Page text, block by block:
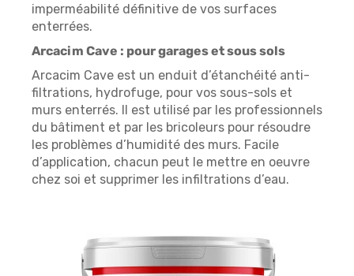
imperméabilité définitive de vos surfaces
enterrées.
Arcacim Cave : pour garages et sous sols
Arcacim Cave est un enduit d’étanchéité anti-
filtrations, hydrofuge, pour vos sous-sols et
murs enterrés. ll est utilisé par les professionnels
du bâtiment et par les bricoleurs pour résoudre
les problèmes d’humidité des murs. Facile
d’application, chacun peut le mettre en oeuvre
chez soi et supprimer les infiltrations d’eau.